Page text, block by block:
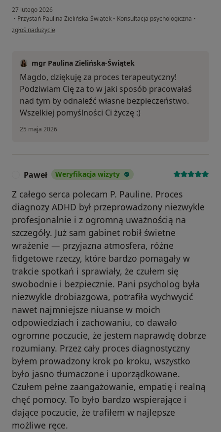
27 lutego 2026
• Przystań Paulina Zielińska-Świątek • Konsultacja psychologiczna •
w opinii użytkownika Magdalena
zgłoś nadużycie
mgr Paulina Zielińska-Świątek
Magdo, dziękuję za proces terapeutyczny!
Podziwiam Cię za to w jaki sposób pracowałaś
nad tym by odnaleźć własne bezpieczeństwo.
Wszelkiej pomyślności Ci życzę :)
25 maja 2026
Paweł Weryfikacja wizyty
Z całego serca polecam P. Pauline. Proces
diagnozy ADHD był przeprowadzony niezwykle
profesjonalnie i z ogromną uważnością na
szczegóły. Już sam gabinet robił świetne
wrażenie — przyjazna atmosfera, różne
fidgetowe rzeczy, które bardzo pomagały w
trakcie spotkań i sprawiały, że czułem się
swobodnie i bezpiecznie. Pani psycholog była
niezwykle drobiazgowa, potrafiła wychwycić
nawet najmniejsze niuanse w moich
odpowiedziach i zachowaniu, co dawało
ogromne poczucie, że jestem naprawdę dobrze
rozumiany. Przez cały proces diagnostyczny
byłem prowadzony krok po kroku, wszystko
było jasno tłumaczone i uporządkowane.
Czułem pełne zaangażowanie, empatię i realną
chęć pomocy. To było bardzo wspierające i
dające poczucie, że trafiłem w najlepsze
możliwe ręce.